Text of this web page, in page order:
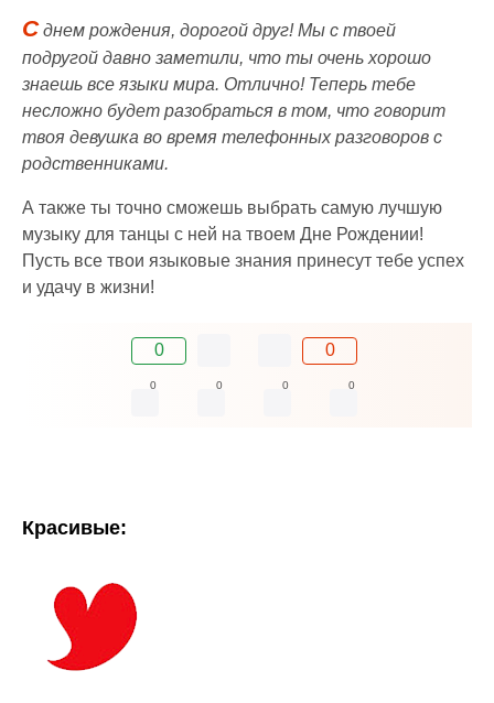
Сднем рождения, дорогой друг! Мы с твоей
подругой давно заметили, что ты очень хорошо
знаешь все языки мира. Отлично! Теперь тебе
несложно будет разобраться в том, что говорит
твоя девушка во время телефонных разговоров с
родственниками.
А также ты точно сможешь выбрать самую лучшую
музыку для танцы с ней на твоем Дне Рождении!
Пусть все твои языковые знания принесут тебе успех
и удачу в жизни!
0 0
0 0 0 0
Красивые: